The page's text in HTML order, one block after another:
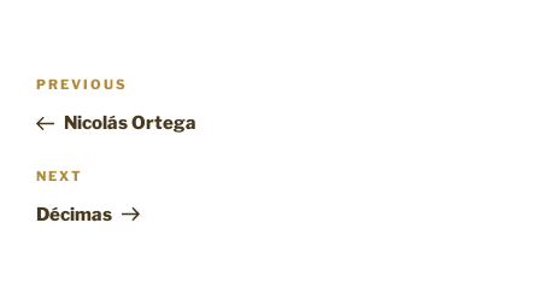
Post
Previous
Post
PREVIOUS
Nicolás Ortega
Next
Post
NEXT
Décimas